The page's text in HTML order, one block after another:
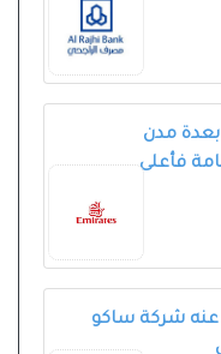
مدن
فأعلى
عنه شركة ساكو